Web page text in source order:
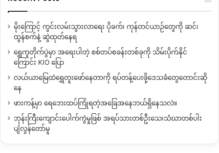
မိုးကြောင့် ကွင်းလမ်းသွားလာရေး ပိုခက်၊ ကုန်တင်ယာဉ်တွေကို ဆင်၊
ထွန်စက်နဲ့ ဆွဲထုတ်နေရ
ရွှေကူတိုက်ပွဲမှာ အရေးပါတဲ့ စစ်တပ်စခန်းတစ်ခုကို သိမ်းပိုက်နိုင်
ကြောင်း KIO ပြော
လယ်ယာမြေထဲရွှေတူးဖော်နေတာကို ရပ်တန့်ပေးဖို့ဒေသခံတွေတောင်းဆို
နေ
ဖားကန့်မှာ ရေဘေးထပ်ကြုံရတဲ့အခြေအနေဘယ်ရှိနေသလဲ။
ဘုန်းကြီးကျောင်းပေါက်ကွဲမှုဖြစ် အရပ်သားတစ်ဦးသေ၊သံဃာတစ်ပါး
ပျံလွန်တော်မူ